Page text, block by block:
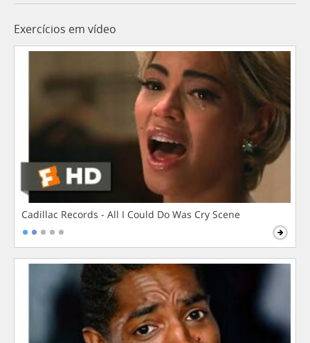
Exercícios em vídeo
Cadillac Records - All I Could Do Was Cry Scene